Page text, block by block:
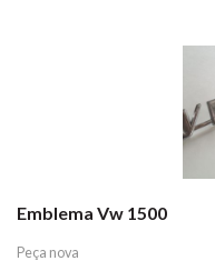
Emblema Vw 1500
Peça nova